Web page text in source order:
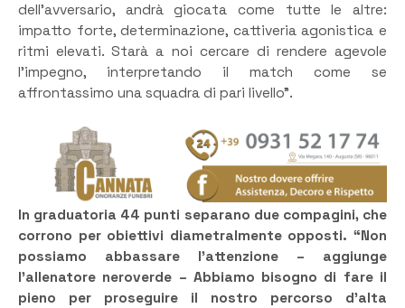
dell’avversario, andrà giocata come tutte le altre:
impatto forte, determinazione, cattiveria agonistica e
ritmi elevati. Starà a noi cercare di rendere agevole
l’impegno, interpretando il match come se
affrontassimo una squadra di pari livello”.
In graduatoria 44 punti separano due compagini, che
corrono per obiettivi diametralmente opposti. “Non
possiamo abbassare l’attenzione – aggiunge
l’allenatore neroverde – Abbiamo bisogno di fare il
pieno per proseguire il nostro percorso d’alta